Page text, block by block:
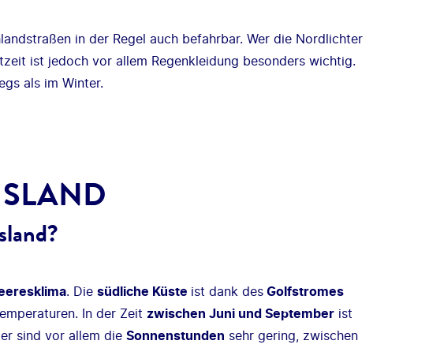
in der Regel auch befahrbar. Wer die Nordlichter
ist jedoch vor allem Regenkleidung besonders wichtig.
als im Winter.
. Die südliche Küste ist dank des Golfstromes
In der Zeit zwischen Juni und September ist
sind vor allem die Sonnenstunden sehr gering, zwischen